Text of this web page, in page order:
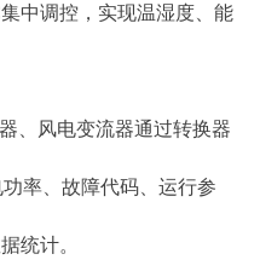
中调控，实现温湿度、能
、风电变流器通过转换器
率、故障代码、运行参
统计。